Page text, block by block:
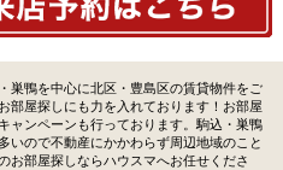
巣鴨を中心に北区・豊島区の賃貸物件をご
部屋探しにも力を入れております！お部屋
ャンペーンも行っております。駒込・巣鴨
いので不動産にかかわらず周辺地域のこと
お部屋探しならハウスマへお任せくださ